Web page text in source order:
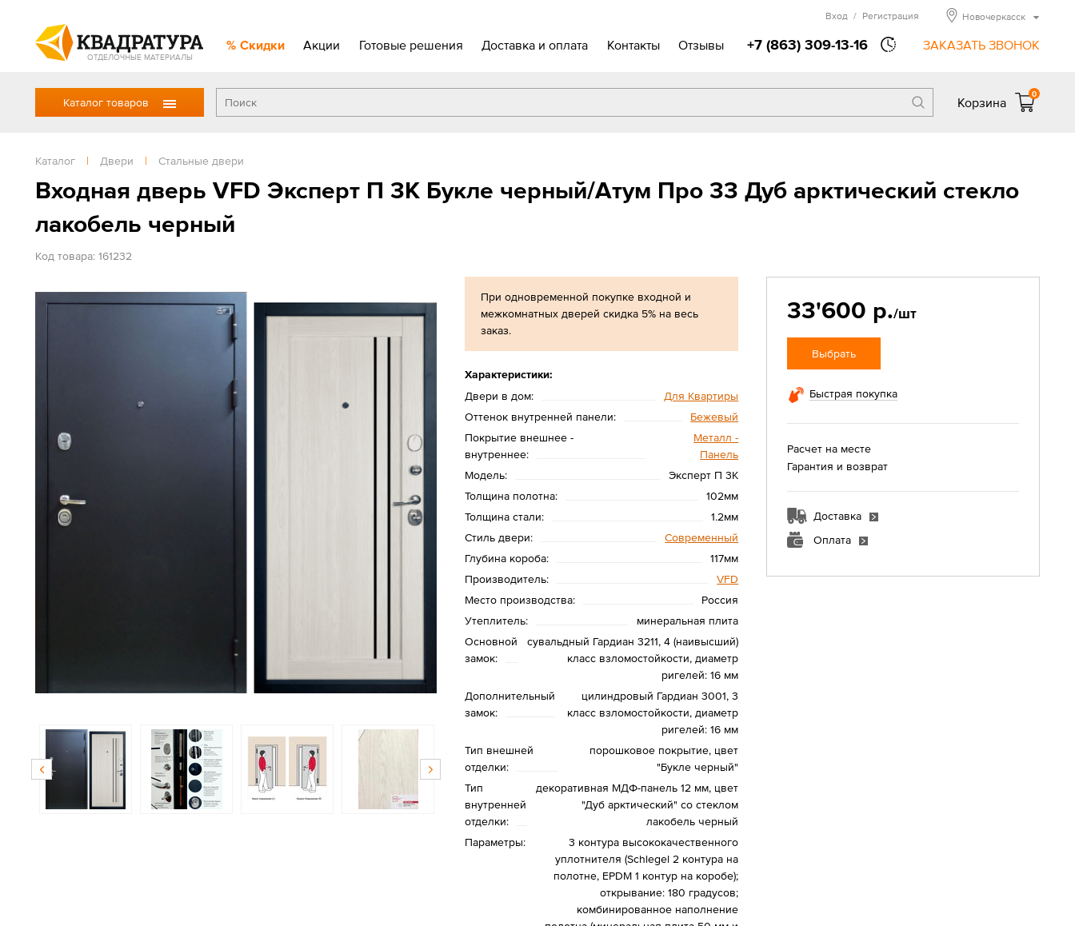
ОТДЕЛОЧНЫЕ МАТЕРИАЛЫ
Скидки Акции Готовые решения Доставка и оплата Контакты Отзывы +7 (863) 309-13-16 ЗАКАЗАТЬ ЗВОНОК
Вход / Регистрация Новочеркасск
Каталог товаров Корзина
0
Каталог | Двери | Стальные двери
Входная дверь VFD Эксперт П 3K Букле черный/Aтум Про 33 Дуб арктический стекло
лакобель черный
Код товара: 161232
При одновременной покупке входной и
межкомнатных дверей скидка 5% на весь
заказ.
Характеристики:
Двери в дом:
Для Квартиры
Оттенок внутренней панели:
Бежевый
Покрытие внешнее -
внутреннее:
Металл -
Панель
Модель:
Эксперт П 3K
Толщина полотна:
102мм
Толщина стали:
1.2мм
Стиль двери:
Современный
Глубина короба:
117мм
Производитель:
VFD
Место производства:
Россия
Утеплитель:
минеральная плита
Основной
замок:
сувальдный Гардиан 3211, 4 (наивысший)
класс взломостойкости, диаметр
ригелей: 16 мм
Дополнительный
замок:
цилиндровый Гардиан 3001, 3
класс взломостойкости, диаметр
ригелей: 16 мм
Тип внешней
отделки:
порошковое покрытие, цвет
"Букле черный"
Тип
внутренней
отделки:
декоративная МДФ-панель 12 мм, цвет
"Дуб арктический" со стеклом
лакобель черный
Параметры:
3 контура высококачественного
уплотнителя (Schlegel 2 контура на
полотне, EPDM 1 контур на коробе);
открывание: 180 градусов;
комбинированное наполнение
33'600 р./шт
Выбрать
Быстрая покупка
Расчет на месте
Гарантия и возврат
Доставка
Оплата